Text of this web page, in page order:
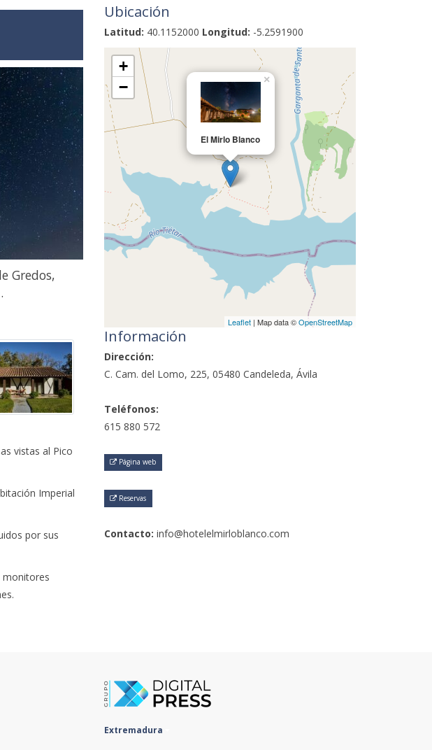
Gredos,
vistas al Pico
Imperial
por sus
monitores
Ubicación
Latitud: 40.1152000 Longitud: -5.2591900
El Mirlo Blanco
×
+
−
Leaflet| Map data ©OpenStreetMap
Información
Dirección:
C. Cam. del Lomo, 225, 05480 Candeleda, Ávila
Teléfonos:
615 880 572
Página web
Reservas
Contacto: info@hotelelmirloblanco.com
Extremadura